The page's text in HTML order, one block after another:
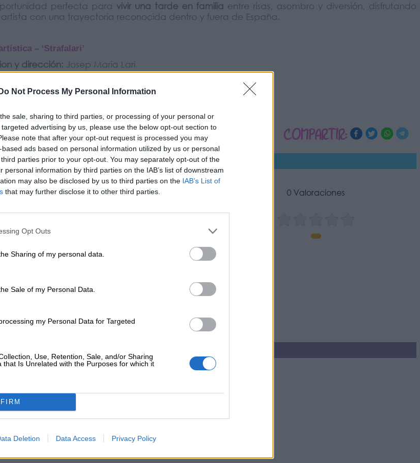
Do Not Process My Personal Information
sale, sharing to third parties, or processing of your personal or
advertising by us, please use the below opt-out section to
note that after your opt-out request is processed you may
ads based on personal information utilized by us or personal
parties prior to your opt-out. You may separately opt-out of the
personal information by third parties on the IAB’s list of downstream
may also be disclosed by us to third parties on the IAB’s List of
that may further disclose it to other third parties.
Opt Outs
Sharing of my personal data.
Sale of my Personal Data.
my Personal Data for Targeted
Use, Retention, Sale, and/or Sharing
that Is Unrelated with the Purposes for which it
Deletion Data Access Privacy Policy
perfecta para vivir una tarde en familia entre risas, asombro y diversión, disfrutando
con una trayectoria reconocida dentro y fuera de España.
– ‘Strafalari’
y dirección: Josep Maria Lari
Mag Lari
de iluminación:
Oriol Rufach
de iluminación y sonido:Oriol Rufach
COMPARTIR:
0 Valoraciones
Próxima fecha: 08/08/2026